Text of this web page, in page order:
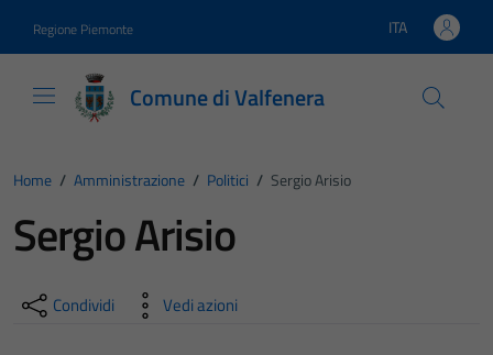
Regione Piemonte Lingua attiva:
ITA
Comune di Valfenera
Home / Amministrazione / Politici / Sergio Arisio
Sergio Arisio
Condividi Vedi azioni